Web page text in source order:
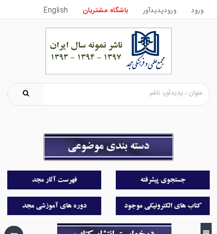
ورود ورودپدیدآور باشگاه مشتریان English